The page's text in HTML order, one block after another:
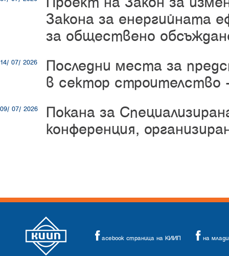
Закона за енергийната
за обществено
14/ 07/ 2026
Последни места за
в сектор строителство
09/ 07/ 2026
Покана за
конференция,
acebook страница на КИИП на